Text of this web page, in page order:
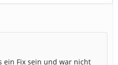
ein Fix sein und war nicht